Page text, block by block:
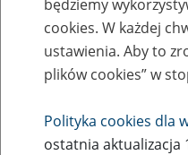
Przejdź do strony głównej
będziemy
cookies. W każdej
ustawienia. Aby to
plików cookies” w
Polityka cookies dla
ostatnia aktualizacja